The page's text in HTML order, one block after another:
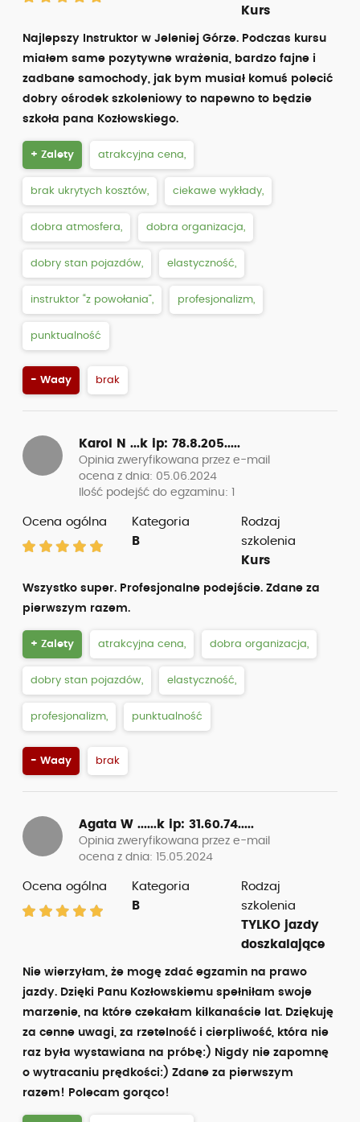
Kurs
Najlepszy Instruktor w Jeleniej Górze. Podczas kursu
miałem same pozytywne wrażenia, bardzo fajne i
zadbane samochody, jak bym musiał komuś polecić
dobry ośrodek szkoleniowy to napewno to będzie
szkoła pana Kozłowskiego.
+ Zalety atrakcyjna cena,
brak ukrytych kosztów, ciekawe wykłady,
dobra atmosfera, dobra organizacja,
dobry stan pojazdów, elastyczność,
instruktor “z powołania”, profesjonalizm,
punktualność
- Wady brak
Karol N ...k ip: 78.8.205.....
Opinia zweryfikowana przez e-mail
ocena z dnia: 05.06.2024
Ilość podejść do egzaminu: 1
Ocena ogólna
Kategoria
B
Rodzaj
szkolenia
Kurs
Wszystko super. Profesjonalne podejście. Zdane za
pierwszym razem.
+ Zalety atrakcyjna cena, dobra organizacja,
dobry stan pojazdów, elastyczność,
profesjonalizm, punktualność
- Wady brak
Agata W ......k ip: 31.60.74.....
Opinia zweryfikowana przez e-mail
ocena z dnia: 15.05.2024
Ocena ogólna
Kategoria
B
Rodzaj
szkolenia
TYLKO jazdy
doszkalające
Nie wierzyłam, że mogę zdać egzamin na prawo
jazdy. Dzięki Panu Kozłowskiemu spełniłam swoje
marzenie, na które czekałam kilkanaście lat. Dziękuję
za cenne uwagi, za rzetelność i cierpliwość, która nie
raz była wystawiana na próbę:) Nigdy nie zapomnę
o wytracaniu prędkości:) Zdane za pierwszym
razem! Polecam gorąco!